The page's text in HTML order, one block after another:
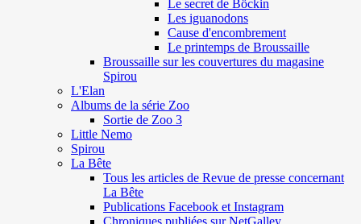
Le secret de Böckin
Les iguanodons
Cause d'encombrement
Le printemps de Broussaille
Broussaille sur les couvertures du magasine
Spirou
L'Elan
Albums de la série Zoo
Sortie de Zoo 3
Little Nemo
Spirou
La Bête
Tous les articles de Revue de presse concernant
La Bête
Publications Facebook et Instagram
Chroniques publiées sur NetGalley